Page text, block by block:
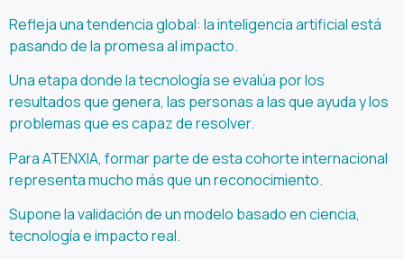
Refleja una tendencia global: la inteligencia artificial está
pasando de la promesa al impacto.
Una etapa donde la tecnología se evalúa por los
resultados que genera, las personas a las que ayuda y los
problemas que es capaz de resolver.
Para ATENXIA, formar parte de esta cohorte internacional
representa mucho más que un reconocimiento.
Supone la validación de un modelo basado en ciencia,
tecnología e impacto real.